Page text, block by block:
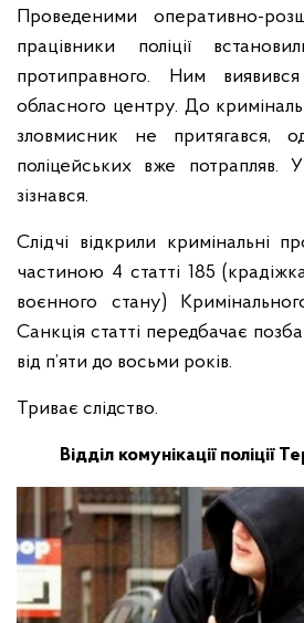
Проведеними оперативно-
працівники поліції
протиправного. Ним
обласного центру. До
зловмисник не притягався,
поліцейських вже потрапляв.
зізнався.
Слідчі відкрили кримінальні
частиною 4 статті 185
воєнного стану)
Санкція статті передбачає
від п’яти до восьми років.
Триває слідство.
Відділ комунікації поліції